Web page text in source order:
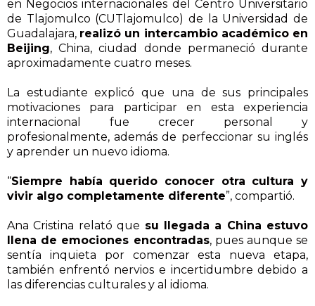
en Negocios internacionales del Centro Universitario
de Tlajomulco (CUTlajomulco) de la Universidad de
Guadalajara, realizó un intercambio académico en
Beijing, China, ciudad donde permaneció durante
aproximadamente cuatro meses.
La estudiante explicó que una de sus principales
motivaciones para participar en esta experiencia
internacional fue crecer personal y
profesionalmente, además de perfeccionar su inglés
y aprender un nuevo idioma.
“Siempre había querido conocer otra cultura y
vivir algo completamente diferente”, compartió.
Ana Cristina relató que su llegada a China estuvo
llena de emociones encontradas, pues aunque se
sentía inquieta por comenzar esta nueva etapa,
también enfrentó nervios e incertidumbre debido a
las diferencias culturales y al idioma.